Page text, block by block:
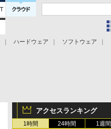
ハードウェア
ソフトウェア
アクセスランキング
1時間 24時間 1週間